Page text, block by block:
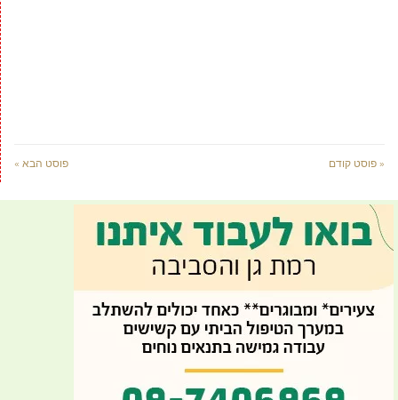
« פוסט קודם פוסט הבא »